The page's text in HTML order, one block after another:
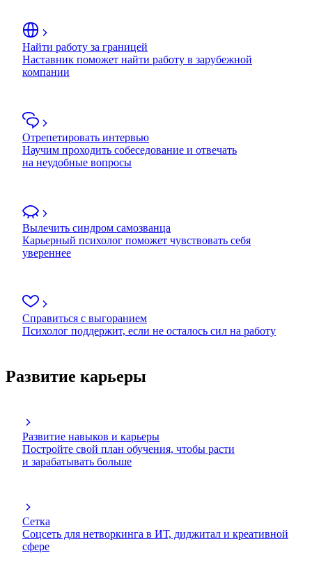
Найти работу за границей
Наставник поможет найти работу в зарубежной
компании
Отрепетировать интервью
Научим проходить собеседование и отвечать
на неудобные вопросы
Вылечить синдром самозванца
Карьерный психолог поможет чувствовать себя
увереннее
Справиться с выгоранием
Психолог поддержит, если не осталось сил на работу
Развитие карьеры
Развитие навыков и карьеры
Постройте свой план обучения, чтобы расти
и зарабатывать больше
Сетка
Соцсеть для нетворкинга в ИТ, диджитал и креативной
сфере